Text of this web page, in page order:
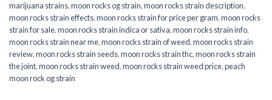
marijuana strains,moon rocks og strain,moon rocks strain description,
moon rocks strain effects,moon rocks strain for price per gram,moon rocks
strain for sale,moon rocks strain indica or sativa,moon rocks strain info,
moon rocks strain near me,moon rocks strain of weed,moon rocks strain
review,moon rocks strain seeds,moon rocks strain thc,moon rocks strain
the joint,moon rocks strain weed,moon rocks strain weed price,peach
moon rock og strain